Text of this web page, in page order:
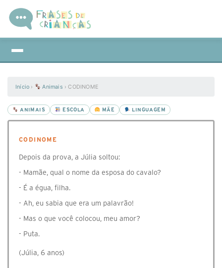
Início › Animais ›CODINOME
ANIMAIS ESCOLA MÃE LINGUAGEM
CODINOME
Depois da prova, a Júlia soltou:
- Mamãe, qual o nome da esposa do cavalo?
- É a égua, filha.
- Ah, eu sabia que era um palavrão!
- Mas o que você colocou, meu amor?
- Puta.
(Júlia, 6 anos)